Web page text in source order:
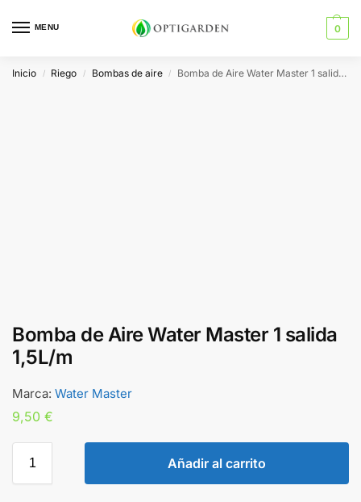
MENU 0
Inicio / Riego / Bombas de aire / Bomba de Aire Water Master 1 salida 1,5L/m
Bomba de Aire Water Master 1 salida
1,5L/m
Marca: Water Master
9,50 €
Añadir al carrito